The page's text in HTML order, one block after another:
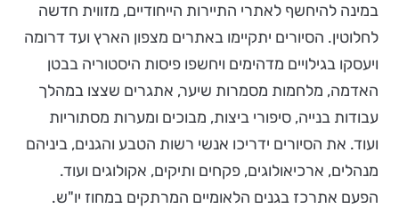
במינה להיחשף לאתרי התיירות הייחודיים, מזווית חדשה
לחלוטין. הסיורים יתקיימו באתרים מצפון הארץ ועד דרומה
ויעסקו בגילויים מדהימים ויחשפו פיסות היסטוריה בבטן
האדמה, מלחמות מסמרות שיער, אתגרים שצצו במהלך
עבודות בנייה, סיפורי ביצות, מבוכים ומערות מסתוריות
ועוד. את הסיורים ידריכו אנשי רשות הטבע והגנים, ביניהם
מנהלים, ארכיאולוגים, פקחים ותיקים, אקולוגים ועוד.
הפעם אתרכז בגנים הלאומיים המרתקים במחוז יו"ש.